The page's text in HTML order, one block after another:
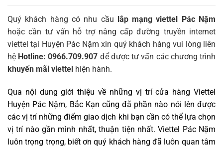
Quý khách hàng có nhu cầu
lắp mạng viettel Pác Nặm
hoặc cần tư vấn hỗ trợ nâng cấp đường truyền internet
viettel tại Huyện Pác Nặm xin quý khách hàng vui lòng liên
hệ Hotline: 0966.709.907 để được tư vấn các chương trình
khuyến mãi viettel hiện hành.
Qua nội dung giới thiệu về những vị trí cửa hàng Viettel
Huyện Pác Nặm, Bắc Kạn cũng đã phần nào nói lên được
các vị trí những điểm giao dịch khi bạn cần có thể lựa chọn
vị trí nào gần mình nhất, thuận tiện nhất. Viettel Pác Nặm
luôn trọng trọng, biết ơn quý khách hàng đã luôn quan tâm